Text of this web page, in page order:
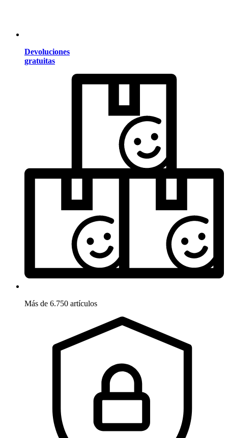
Devoluciones
gratuitas
Más de 6.750 artículos